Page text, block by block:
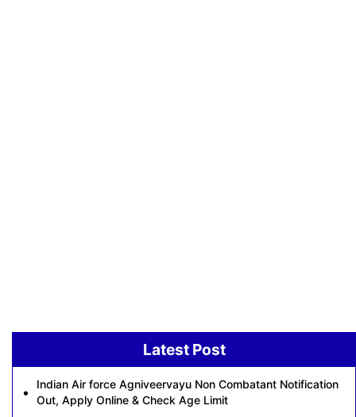
Latest Post
Indian Air force Agniveervayu Non Combatant Notification
Out, Apply Online & Check Age Limit